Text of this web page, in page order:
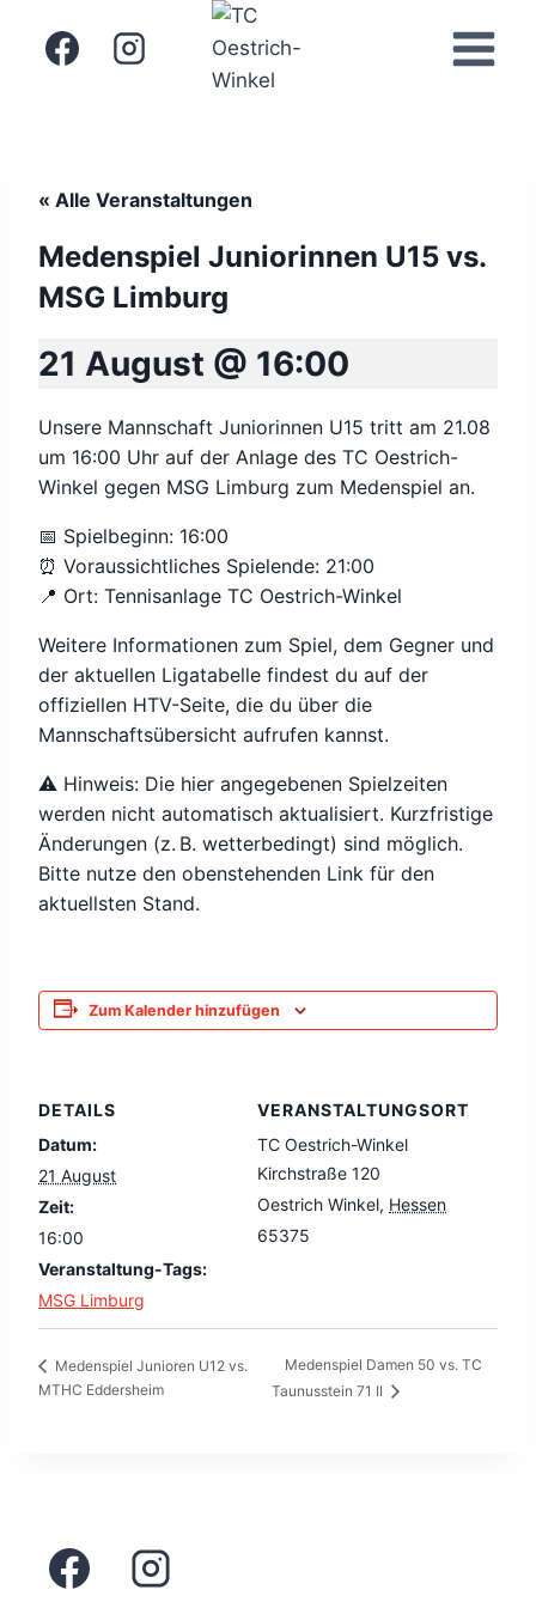
Inhalt
« Alle Veranstaltungen
Medenspiel Juniorinnen U15 vs.
MSG Limburg
21 August @ 16:00
Unsere Mannschaft Juniorinnen U15 tritt am 21.08
um 16:00 Uhr auf der Anlage des TC Oestrich-
Winkel gegen MSG Limburg zum Medenspiel an.
📅 Spielbeginn: 16:00
⏰ Voraussichtliches Spielende: 21:00
📍 Ort: Tennisanlage TC Oestrich-Winkel
Weitere Informationen zum Spiel, dem Gegner und
der aktuellen Ligatabelle findest du auf der
offiziellen HTV-Seite, die du über die
Mannschaftsübersicht aufrufen kannst.
⚠️ Hinweis: Die hier angegebenen Spielzeiten
werden nicht automatisch aktualisiert. Kurzfristige
Änderungen (z. B. wetterbedingt) sind möglich.
Bitte nutze den obenstehenden Link für den
aktuellsten Stand.
Zum Kalender hinzufügen
DETAILS
Datum:
21 August
Zeit:
16:00
Veranstaltung-Tags:
MSG Limburg
VERANSTALTUNGSORT
TC Oestrich-Winkel
Kirchstraße 120
Oestrich Winkel, Hessen
65375
Medenspiel Junioren U12 vs.
MTHC Eddersheim
Medenspiel Damen 50 vs. TC
Taunusstein 71 II